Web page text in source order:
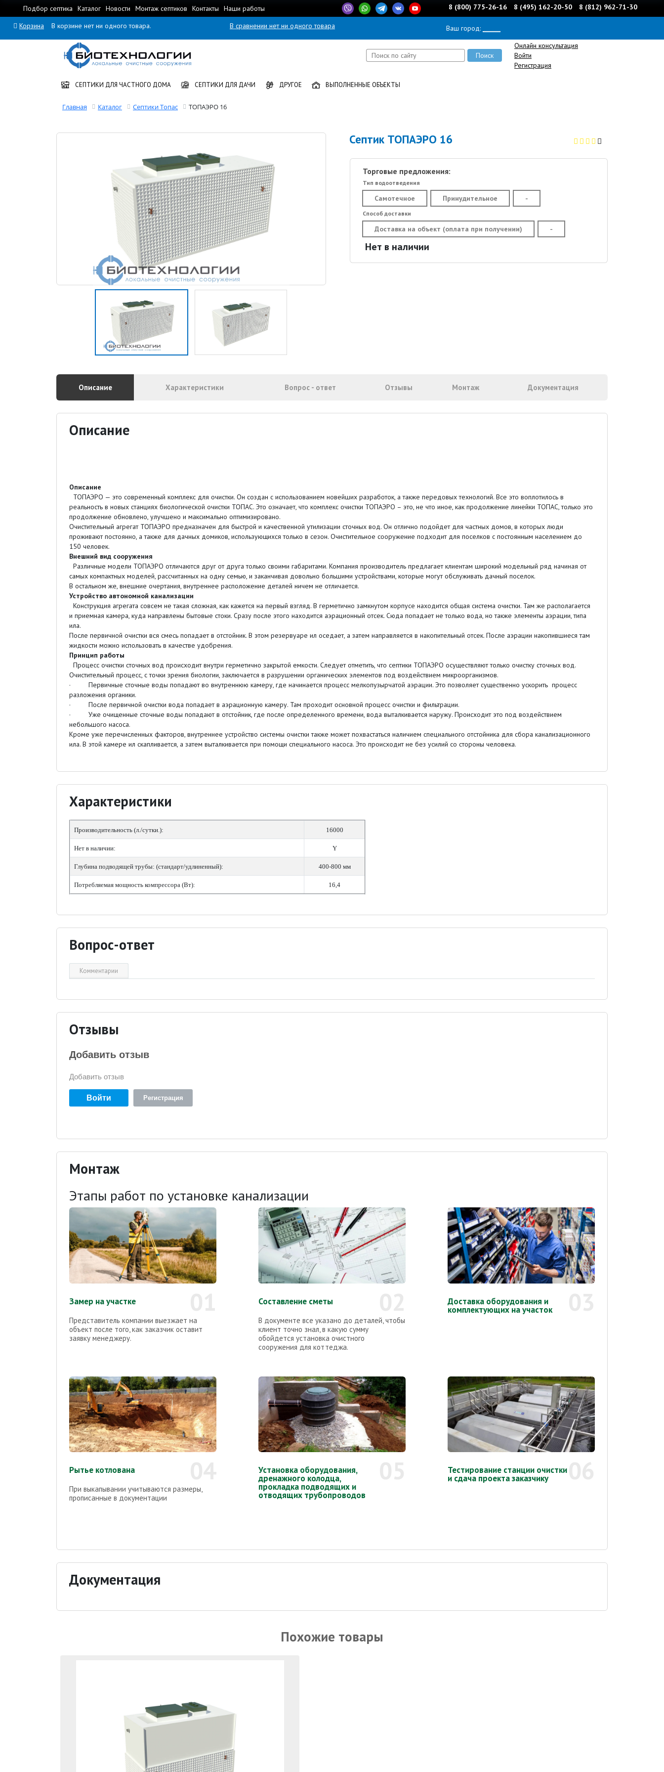
Подбор септика Каталог Новости Монтаж септиков Контакты Наши работы 8 (800) 775-26-16 8 (495) 162-20-50 8 (812) 962-71-30
Корзина В корзине нет ни одного товара. В сравнении нет ни одного товара Ваш город:
Онлайн консультация
Войти
Регистрация
СЕПТИКИ ДЛЯ ЧАСТНОГО ДОМА СЕПТИКИ ДЛЯ ДАЧИ ДРУГОЕ ВЫПОЛНЕННЫЕ ОБЪЕКТЫ
Главная Каталог Септики Топас TOПАЭРО 16
Септик TOПАЭРО 16
Торговые предложения:
Тип водоотведения
Самотечное Принудительное -
Способ доставки
Доставка на объект (оплата при получении) -
Нет в наличии
Описание Характеристики Вопрос - ответ Отзывы Монтаж Документация
Описание
Описание
ТОПАЭРО — это современный комплекс для очистки. Он создан с использованием новейших разработок, а также передовых технологий. Все это воплотилось в
реальность в новых станциях биологической очистки ТОПАС. Это означает, что комплекс очистки ТОПАЭРО – это, не что иное, как продолжение линейки ТОПАС, только это
продолжение обновлено, улучшено и максимально оптимизировано.
Очистительный агрегат ТОПАЭРО предназначен для быстрой и качественной утилизации сточных вод. Он отлично подойдет для частных домов, в которых люди
проживают постоянно, а также для дачных домиков, использующихся только в сезон. Очистительное сооружение подходит для поселков с постоянным населением до
150 человек.
Внешний вид сооружения
Различные модели ТОПАЭРО отличаются друг от друга только своими габаритами. Компания производитель предлагает клиентам широкий модельный ряд начиная от
самых компактных моделей, рассчитанных на одну семью, и заканчивая довольно большими устройствами, которые могут обслуживать дачный поселок.
В остальном же, внешние очертания, внутреннее расположение деталей ничем не отличается.
Устройство автономной канализации
Конструкция агрегата совсем не такая сложная, как кажется на первый взгляд. В герметично замкнутом корпусе находится общая система очистки. Там же располагается
и приемная камера, куда направлены бытовые стоки. Сразу после этого находится аэрационный отсек. Сюда попадает не только вода, но также элементы аэрации, типа
ила.
После первичной очистки вся смесь попадает в отстойник. В этом резервуаре ил оседает, а затем направляется в накопительный отсек. После аэрации накопившиеся там
жидкости можно использовать в качестве удобрения.
Принцип работы
Процесс очистки сточных вод происходит внутри герметично закрытой емкости. Следует отметить, что септики ТОПАЭРО осуществляют только очистку сточных вод.
Очистительный процесс, с точки зрения биологии, заключается в разрушении органических элементов под воздействием микроорганизмов.
· Первичные сточные воды попадают во внутреннюю камеру, где начинается процесс мелкопузырчатой аэрации. Это позволяет существенно ускорить процесс
разложения органики.
· После первичной очистки вода попадает в аэрационную камеру. Там проходит основной процесс очистки и фильтрации.
· Уже очищенные сточные воды попадают в отстойник, где после определенного времени, вода выталкивается наружу. Происходит это под воздействием
небольшого насоса.
Кроме уже перечисленных факторов, внутреннее устройство системы очистки также может похвастаться наличием специального отстойника для сбора канализационного
ила. В этой камере ил скапливается, а затем выталкивается при помощи специального насоса. Это происходит не без усилий со стороны человека.
Характеристики
Производительность (л./сутки.): 16000
Нет в наличии: Y
Глубина подводящей трубы: (стандарт/удлиненный): 400-800 мм
Потребляемая мощность компрессора (Вт): 16,4
Вопрос-ответ
Комментарии
Отзывы
Добавить отзыв
Добавить отзыв
Войти Регистрация
Монтаж
Этапы работ по установке канализации
Замер на участке
Представитель компании выезжает на
объект после того, как заказчик оставит
заявку менеджеру.
Составление сметы
В документе все указано до деталей, чтобы
клиент точно знал, в какую сумму
обойдется установка очистного
сооружения для коттеджа.
Доставка оборудования и
комплектующих на участок
Рытье котлована
При выкапывании учитываются размеры,
прописанные в документации
Установка оборудования,
дренажного колодца,
прокладка подводящих и
отводящих трубопроводов
Тестирование станции очистки
и сдача проекта заказчику
Документация
Похожие товары